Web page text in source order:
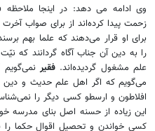
وی ادامه می دهد: در اينجا ملاحظه
زحمت پيدا كرده‌اند از براى صواب
براى او قرار مى‌دهند كه علما بهم
را به دين آن جناب آگاه گردانند كه
علم مشغول گرديده‌اند.فقير
مى‌گويم كه اگر اهل علم حديث و دين
افلاطون و ارسطو كسى ديگر را
اين زياده از حسنه اصل بناى مدرسه
كسى خواندن و تحصيل اقوال حكما را